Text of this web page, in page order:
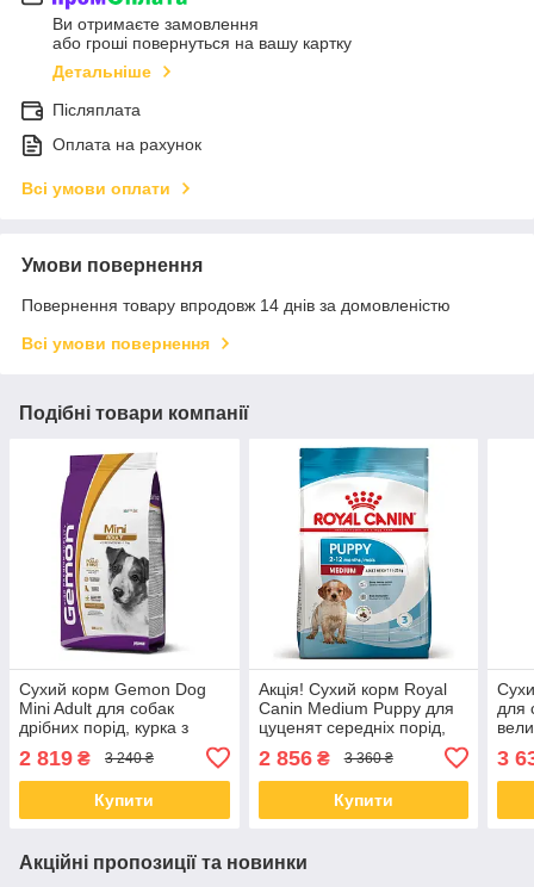
Ви отримаєте замовлення
або гроші повернуться на вашу картку
Детальніше
Післяплата
Оплата на рахунок
Всі умови оплати
Умови повернення
Повернення товару впродовж 14 днів за домовленістю
Всі умови повернення
Подібні товари компанії
Сухий корм Gemon Dog
Mini Adult для собак
дрібних порід, курка з
2 819 ₴ 3 240 ₴
Купити
Акція! Сухий корм Royal
Canin Medium Puppy для
цуценят середніх порід,
2 856₴ 3 360 ₴
Купити
для
3
Акційні пропозиції та новинки